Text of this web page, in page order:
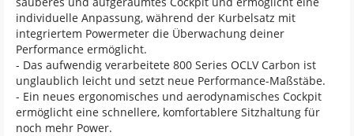
individuelle Anpassung, während der Kurbelsatz mit
integriertem Powermeter die Überwachung deiner
Performance ermöglicht.
- Das aufwendig verarbeitete 800 Series OCLV Carbon ist
unglaublich leicht und setzt neue Performance-Maßstäbe.
- Ein neues ergonomisches und aerodynamisches Cockpit
ermöglicht eine schnellere, komfortablere Sitzhaltung für
noch mehr Power.